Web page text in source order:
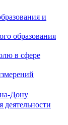
и
образования
в сфере
Дону